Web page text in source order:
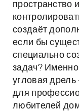
пространство
создаёт
если бы
специально
задач?
угловая
для
любителей